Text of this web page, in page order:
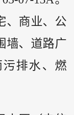
、商业、公
墙、道路广
排水、燃